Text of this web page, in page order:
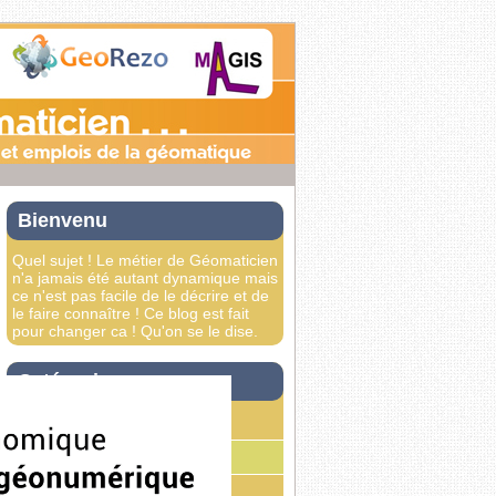
Bienvenu
Quel sujet ! Le métier de Géomaticien
n'a jamais été autant dynamique mais
ce n'est pas facile de le décrire et de
le faire connaître ! Ce blog est fait
pour changer ca ! Qu'on se le dise.
Catégories
colloque
compétences
emplois